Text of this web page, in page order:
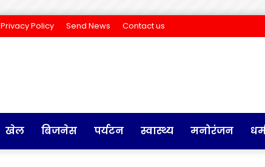
Privacy Policy Send News Contact us
खेल बिजनेस पर्यटन स्वास्थ्य मनोरंजन